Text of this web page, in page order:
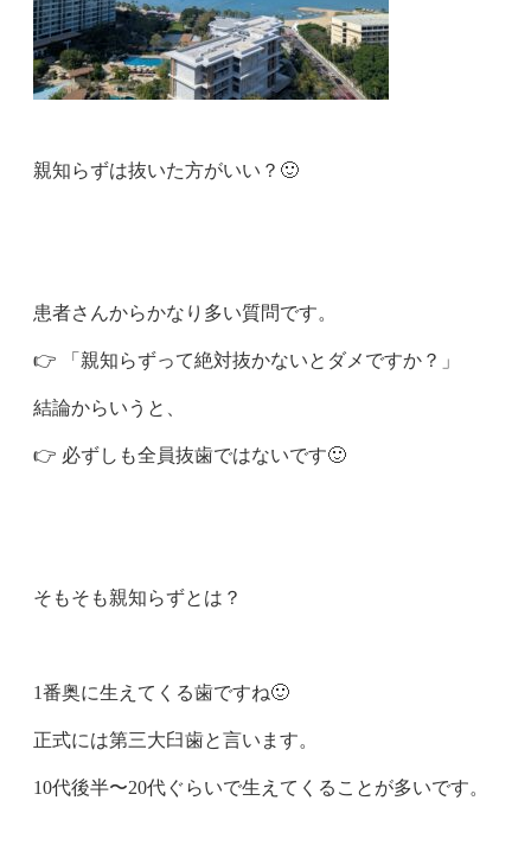
親知らずは抜いた方がいい？🙂
患者さんからかなり多い質問です。
👉 「親知らずって絶対抜かないとダメですか？」
結論からいうと、
👉 必ずしも全員抜歯ではないです🙂
そもそも親知らずとは？
1番奥に生えてくる歯ですね🙂
正式には第三大臼歯と言います。
10代後半〜20代ぐらいで生えてくることが多いです。